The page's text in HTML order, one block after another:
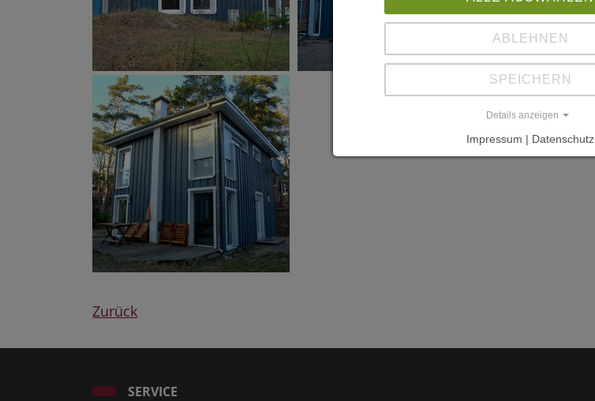
Zurück
SERVICE
ABLEHNEN
SPEICHERN
Details anzeigen
Impressum | Datenschutz